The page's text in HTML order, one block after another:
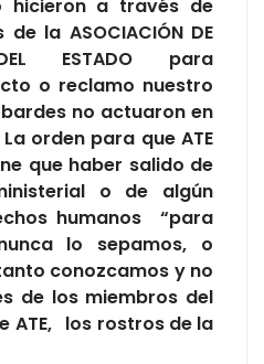
hicieron a través de
la ASOCIACIÓN DE
DEL ESTADO para
o reclamo nuestro
no actuaron en
orden para que ATE
que haber salido de
o de algún
humanos “para
lo sepamos, o
conozcamos y no
de los miembros del
ATE, los rostros de la